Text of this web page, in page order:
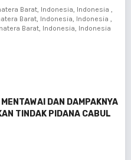
Barat, Indonesia, Indonesia ,
Barat, Indonesia, Indonesia ,
Barat, Indonesia, Indonesia
DAN DAMPAKNYA
TINDAK PIDANA CABUL